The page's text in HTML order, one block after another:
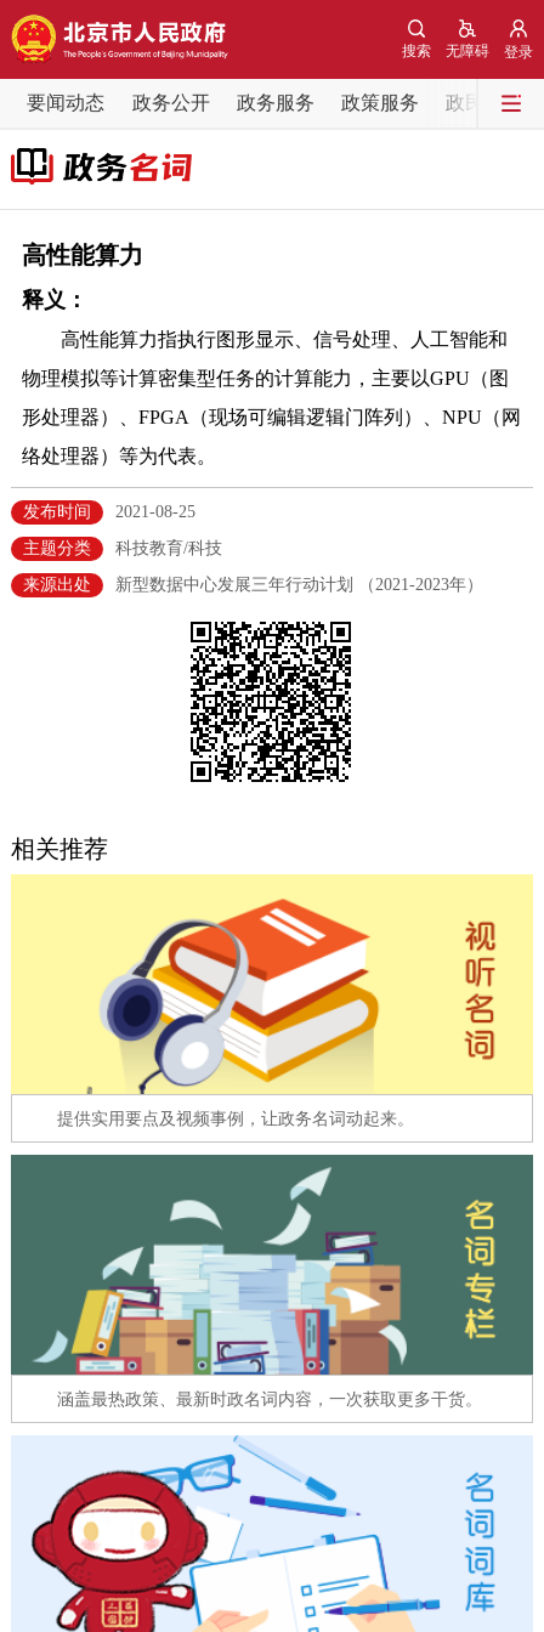
登录
无障碍
搜索
要闻动态 政务公开 政务服务 政策服务 政民互动
要闻动态
党中央精神
各区热点
政务公开
市领导 机构职能 政策服务
政策兑现
决策公开 专题公开
法人服务
利企服务
中介服务
12345网上接诉即办 我要咨询 我要建议
参与调查 在线访谈 图说互动
走进北京
北京概况 十六区概览 人文北京
图说北京 视频北京
多语种
ENGLISH 한국어
DEUTSCH FRANÇAIS РУССКИЙ ЯЗЫК
ESPAÑOL العربية PORTUGUÊS
ITALIANO
高性能算力
释义：
高性能算力指执行图形显示、信号处理、人工智能和
物理模拟等计算密集型任务的计算能力，主要以GPU（图
形处理器）、FPGA（现场可编辑逻辑门阵列）、NPU（网
络处理器）等为代表。
发布时间
2021-08-25
主题分类
科技教育/科技
来源出处
新型数据中心发展三年行动计划 （2021-2023年）
相关推荐
提供实用要点及视频事例，让政务名词动起来。
涵盖最热政策、最新时政名词内容，一次获取更多干货。